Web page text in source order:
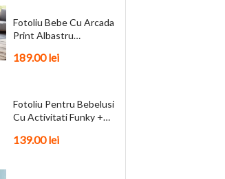
Fotoliu Bebe Cu Arcada
Print Albastru
189.00lei
Fotoliu Pentru Bebelusi
Cu Activitati Funky +
139.00lei